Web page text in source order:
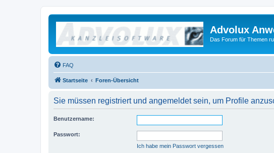
Advolux
Das Forum für Themen
FAQ
Startseite Foren-Übersicht
Sie müssen registriert und angemeldet sein, um Profile
Benutzername:
Passwort:
Ich habe mein Passwort vergessen